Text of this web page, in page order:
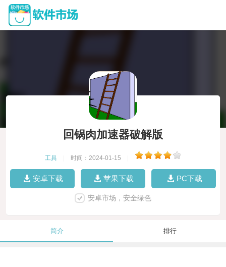
回锅肉加速器破解版
工具 时间：2024-01-15
安卓下载 苹果下载 PC下载
安卓市场，安全绿色
简介 排行